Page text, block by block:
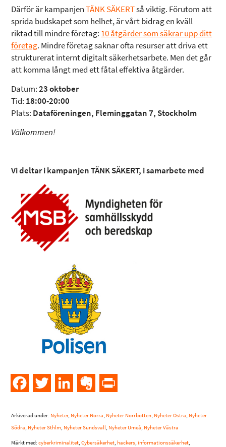
Därför är kampanjenTÄNK SÄKERTså viktig. Förutom att
sprida budskapet som helhet, är vårt bidrag en kväll
riktad till mindre företag: 10 åtgärder som säkrar upp ditt
företag. Mindre företag saknar ofta resurser att driva ett
strukturerat internt digitalt säkerhetsarbete. Men det går
att komma långt med ett fåtal effektiva åtgärder.
Datum:23 oktober
Tid: 18:00-20:00
Plats: Dataföreningen, Fleminggatan 7, Stockholm
Välkommen!
Vi deltar i kampanjen TÄNK SÄKERT, i samarbete med
FacebookTwitter LinkedInEvernote
Arkiverad under: Nyheter, Nyheter Norra, Nyheter Norrbotten, Nyheter Östra, Nyheter
Södra, Nyheter Sthlm, Nyheter Sundsvall, Nyheter Umeå, Nyheter Västra
Märkt med:cyberkriminalitet,Cybersäkerhet,hackers,informationssäkerhet,